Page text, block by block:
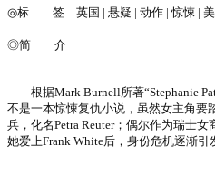
◎标 签 英国 | 悬疑 | 动作 | 惊悚 | 美
◎简 介
根据Mark Burnell所著“Stephanie
不是一本惊悚复仇小说，虽然女主角要
兵，化名Petra Reuter；偶尔作为瑞士
她爱上Frank White后，身份危机逐渐引